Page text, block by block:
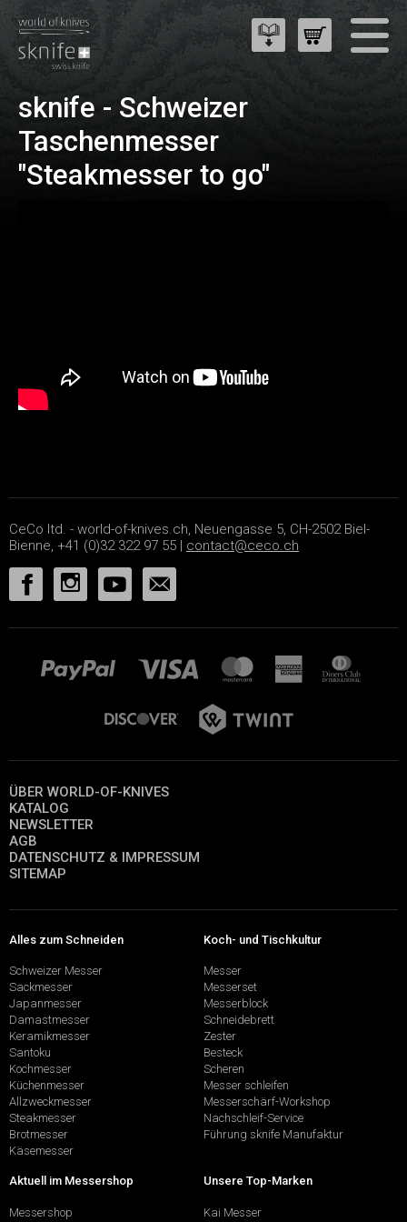
sknife - Schweizer
Taschenmesser
"Steakmesser to go"
CeCo ltd. - world-of-knives.ch, Neuengasse 5, CH-2502 Biel-
Bienne, +41 (0)32 322 97 55 | contact@ceco.ch
ÜBER WORLD-OF-KNIVES
KATALOG
NEWSLETTER
AGB
DATENSCHUTZ & IMPRESSUM
SITEMAP
Alles zum Schneiden
Schweizer Messer
Sackmesser
Japanmesser
Damastmesser
Keramikmesser
Santoku
Kochmesser
Küchenmesser
Allzweckmesser
Steakmesser
Brotmesser
Käsemesser
Koch- und Tischkultur
Messer
Messerset
Messerblock
Schneidebrett
Zester
Besteck
Scheren
Messer schleifen
Messerschärf-Workshop
Nachschleif-Service
Führung sknife Manufaktur
Aktuell im Messershop
Messershop
Unsere Top-Marken
Kai Messer